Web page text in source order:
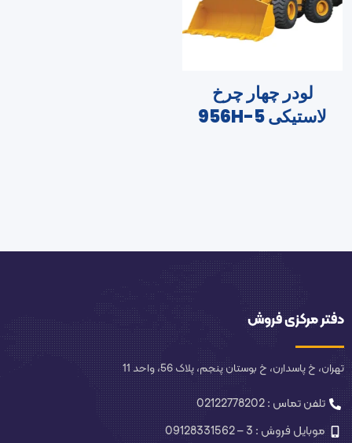
لودر چهار چرخ
لاستیکی 956H-5
دفتر مرکزی فروش
تهران، خ پاسدارن، خ بوستان پنجم، پلاک 56، واحد 11
تلفن تماس : 02122778202
موبایل فروش : 3 – 09128331562